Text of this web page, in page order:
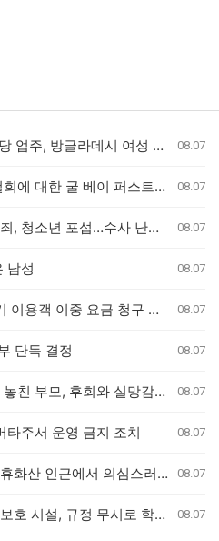
캐나다, 2명의 사스카추완 식당 업주, 방글라데시 여성 인신매매 유죄 판결 08.07
온타리오주 산불 대피 명령 철회에 대한 굴 베이 퍼스트 네이션의 강력 반발 08.07
암호화 메신저 이용한 조직범죄, 청소년 포섭…수사 난항 예고 08.07
남성 08.07
고디 하우 국제대교, 개통 초기 이용객 이중 요금 청구 의혹 제기 08.07
단독 결정 08.07
웨스트젯 파업으로 자녀 생일 놓친 부모, 후회와 실망감 호소 08.07
타주서 운영 금지 조치 08.07
캐나다 브리티시컬럼비아주, 휴화산 인근에서 의심스러운 산불 잇따라 발생 08.07
뉴펀들랜드 래브라도주 아동 보호 시설, 규정 무시로 학대 사건 은폐 의혹 08.07